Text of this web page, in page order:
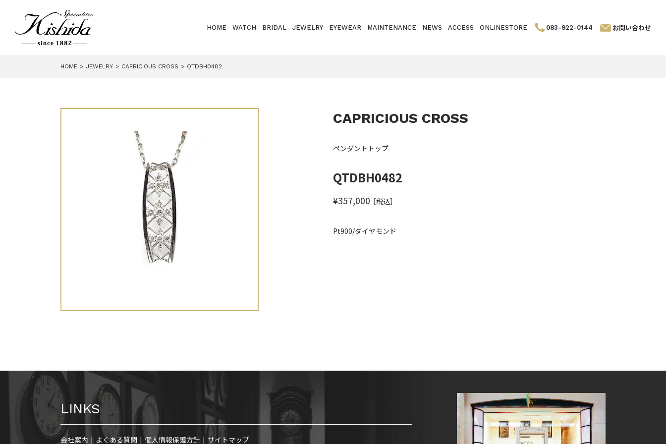
HOME WATCH BRIDAL JEWELRY EYEWEAR MAINTENANCE NEWS ACCESS ONLINESTORE 083-922-0144 お問い合わせ
HOME JEWELRY CAPRICIOUS CROSS QTDBH0482
CAPRICIOUS CROSS
ペンダントトップ
QTDBH0482
¥357,000 ［税込］
Pt900/ダイヤモンド
LINKS
会社案内 よくある質問 個人情報保護方針 サイトマップ